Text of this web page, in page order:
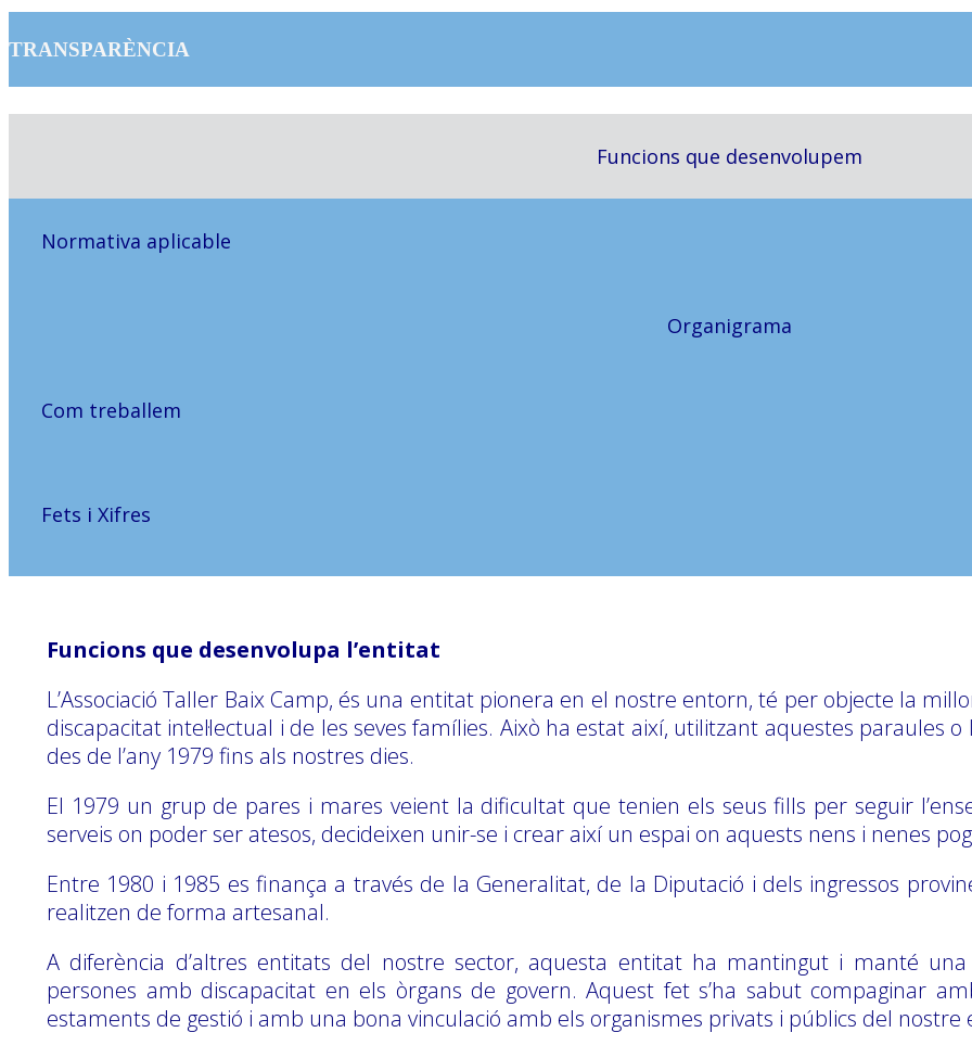
TRANSPARÈNCIA
Funcions que desenvolupem
Normativa aplicable
Organigrama
Com treballem
Fets i Xifres
Funcions que desenvolupa l’entitat
L’Associació Taller Baix Camp, és una entitat pionera en el nostre entorn, té per objecte la
discapacitat intel·lectual i de les seves famílies. Això ha estat així, utilitzant aquestes paraules
des de l’any 1979 fins als nostres dies.
El 1979 un grup de pares i mares veient la dificultat que tenien els seus fills per seguir
serveis on poder ser atesos, decideixen unir-se i crear així un espai on aquests nens i nenes
Entre 1980 i 1985 es finança a través de la Generalitat, de la Diputació i dels ingressos
realitzen de forma artesanal.
A diferència d’altres entitats del nostre sector, aquesta entitat ha mantingut i manté
persones amb discapacitat en els òrgans de govern. Aquest fet s’ha sabut compaginar
estaments de gestió i amb una bona vinculació amb els organismes privats i públics del nostre